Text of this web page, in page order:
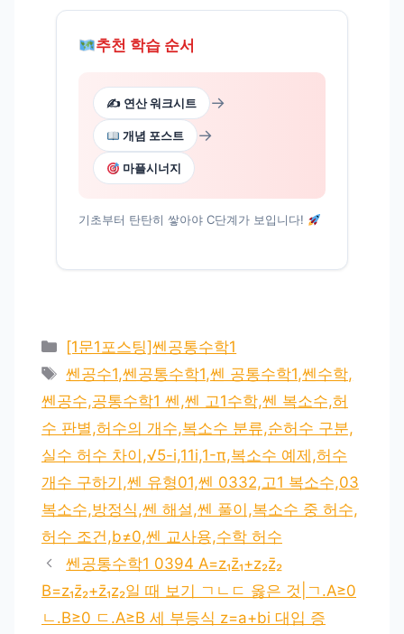
추천 학습 순서
✍️ 연산 워크시트 →
개념 포스트 →
마플시너지
기초부터 탄탄히 쌓아야 C단계가 보입니다!
카
테
리
[1문1포스팅]쎈공통수학1
태
그
쎈공수1,쎈공통수학1,쎈 공통수학1,쎈수학,
쎈공수,공통수학1 쎈,쎈 고1수학,쎈 복소수,허
수 판별,허수의 개수,복소수 분류,순허수 구분,
실수 허수 차이,√5-i,11i,1-π,복소수 예제,허수
개수 구하기,쎈 유형01,쎈 0332,고1 복소수,03
복소수,방정식,쎈 해설,쎈 풀이,복소수 중 허수,
허수 조건,b≠0,쎈 교사용,수학 허수
쎈공통수학1 0394 A=z₁z̄₁+z₂z̄₂
B=z₁z̄₂+z̄₁z₂일 때 보기 ㄱㄴㄷ 옳은 것|ㄱ.A≥0
ㄴ.B≥0 ㄷ.A≥B 세 부등식 z=a+bi 대입 증